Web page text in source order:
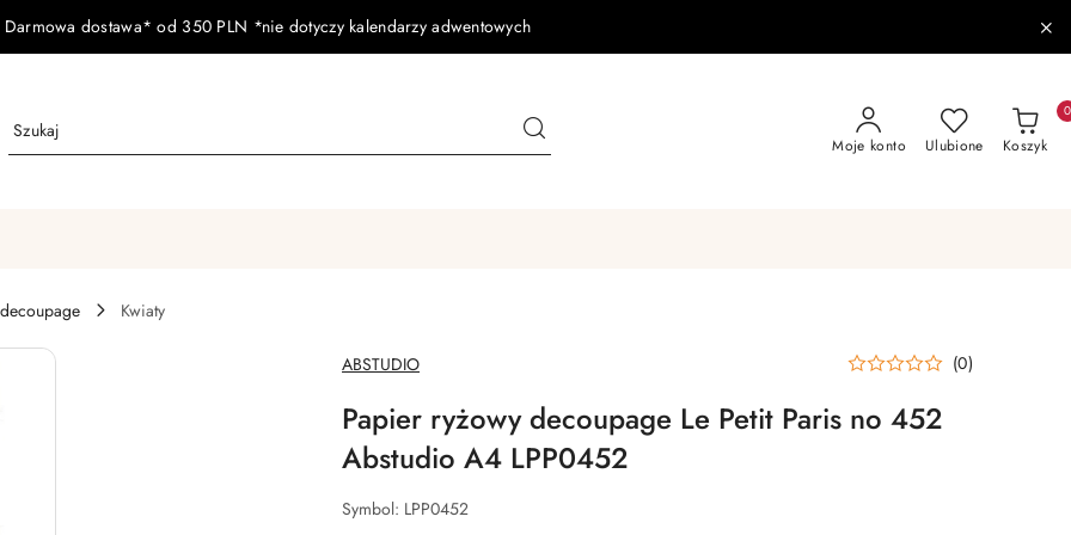
Darmowa dostawa* od 350 PLN *nie dotyczy kalendarzy adwentowych
Moje konto Ulubione Koszyk
0
Kwiaty
NAZWA
PRODUCENTA:
ABSTUDIO (0)
Papier ryżowy decoupage Le Petit Paris no 452
Abstudio A4 LPP0452
Symbol: LPP0452